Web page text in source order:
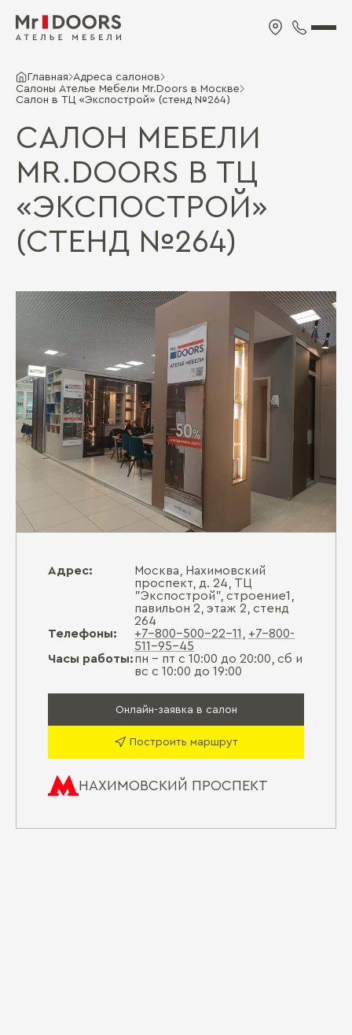
Главная Адреса салонов
Салоны Ателье Мебели Mr.Doors в Москве
Салон в ТЦ «Экспострой» (стенд №264)
САЛОН МЕБЕЛИ
MR.DOORS В ТЦ
«ЭКСПОСТРОЙ»
(СТЕНД №264)
Адрес:
Москва, Нахимовский
проспект, д. 24, ТЦ
"Экспострой", строение1,
павильон 2, этаж 2, стенд
264
Телефоны:
+7-800-500-22-11
+7-800-
511-95-45
Часы работы:пн - пт с 10:00 до 20:00, сб и
вс с 10:00 до 19:00
Онлайн-заявка в салон
Построить маршрут
НАХИМОВСКИЙ ПРОСПЕКТ